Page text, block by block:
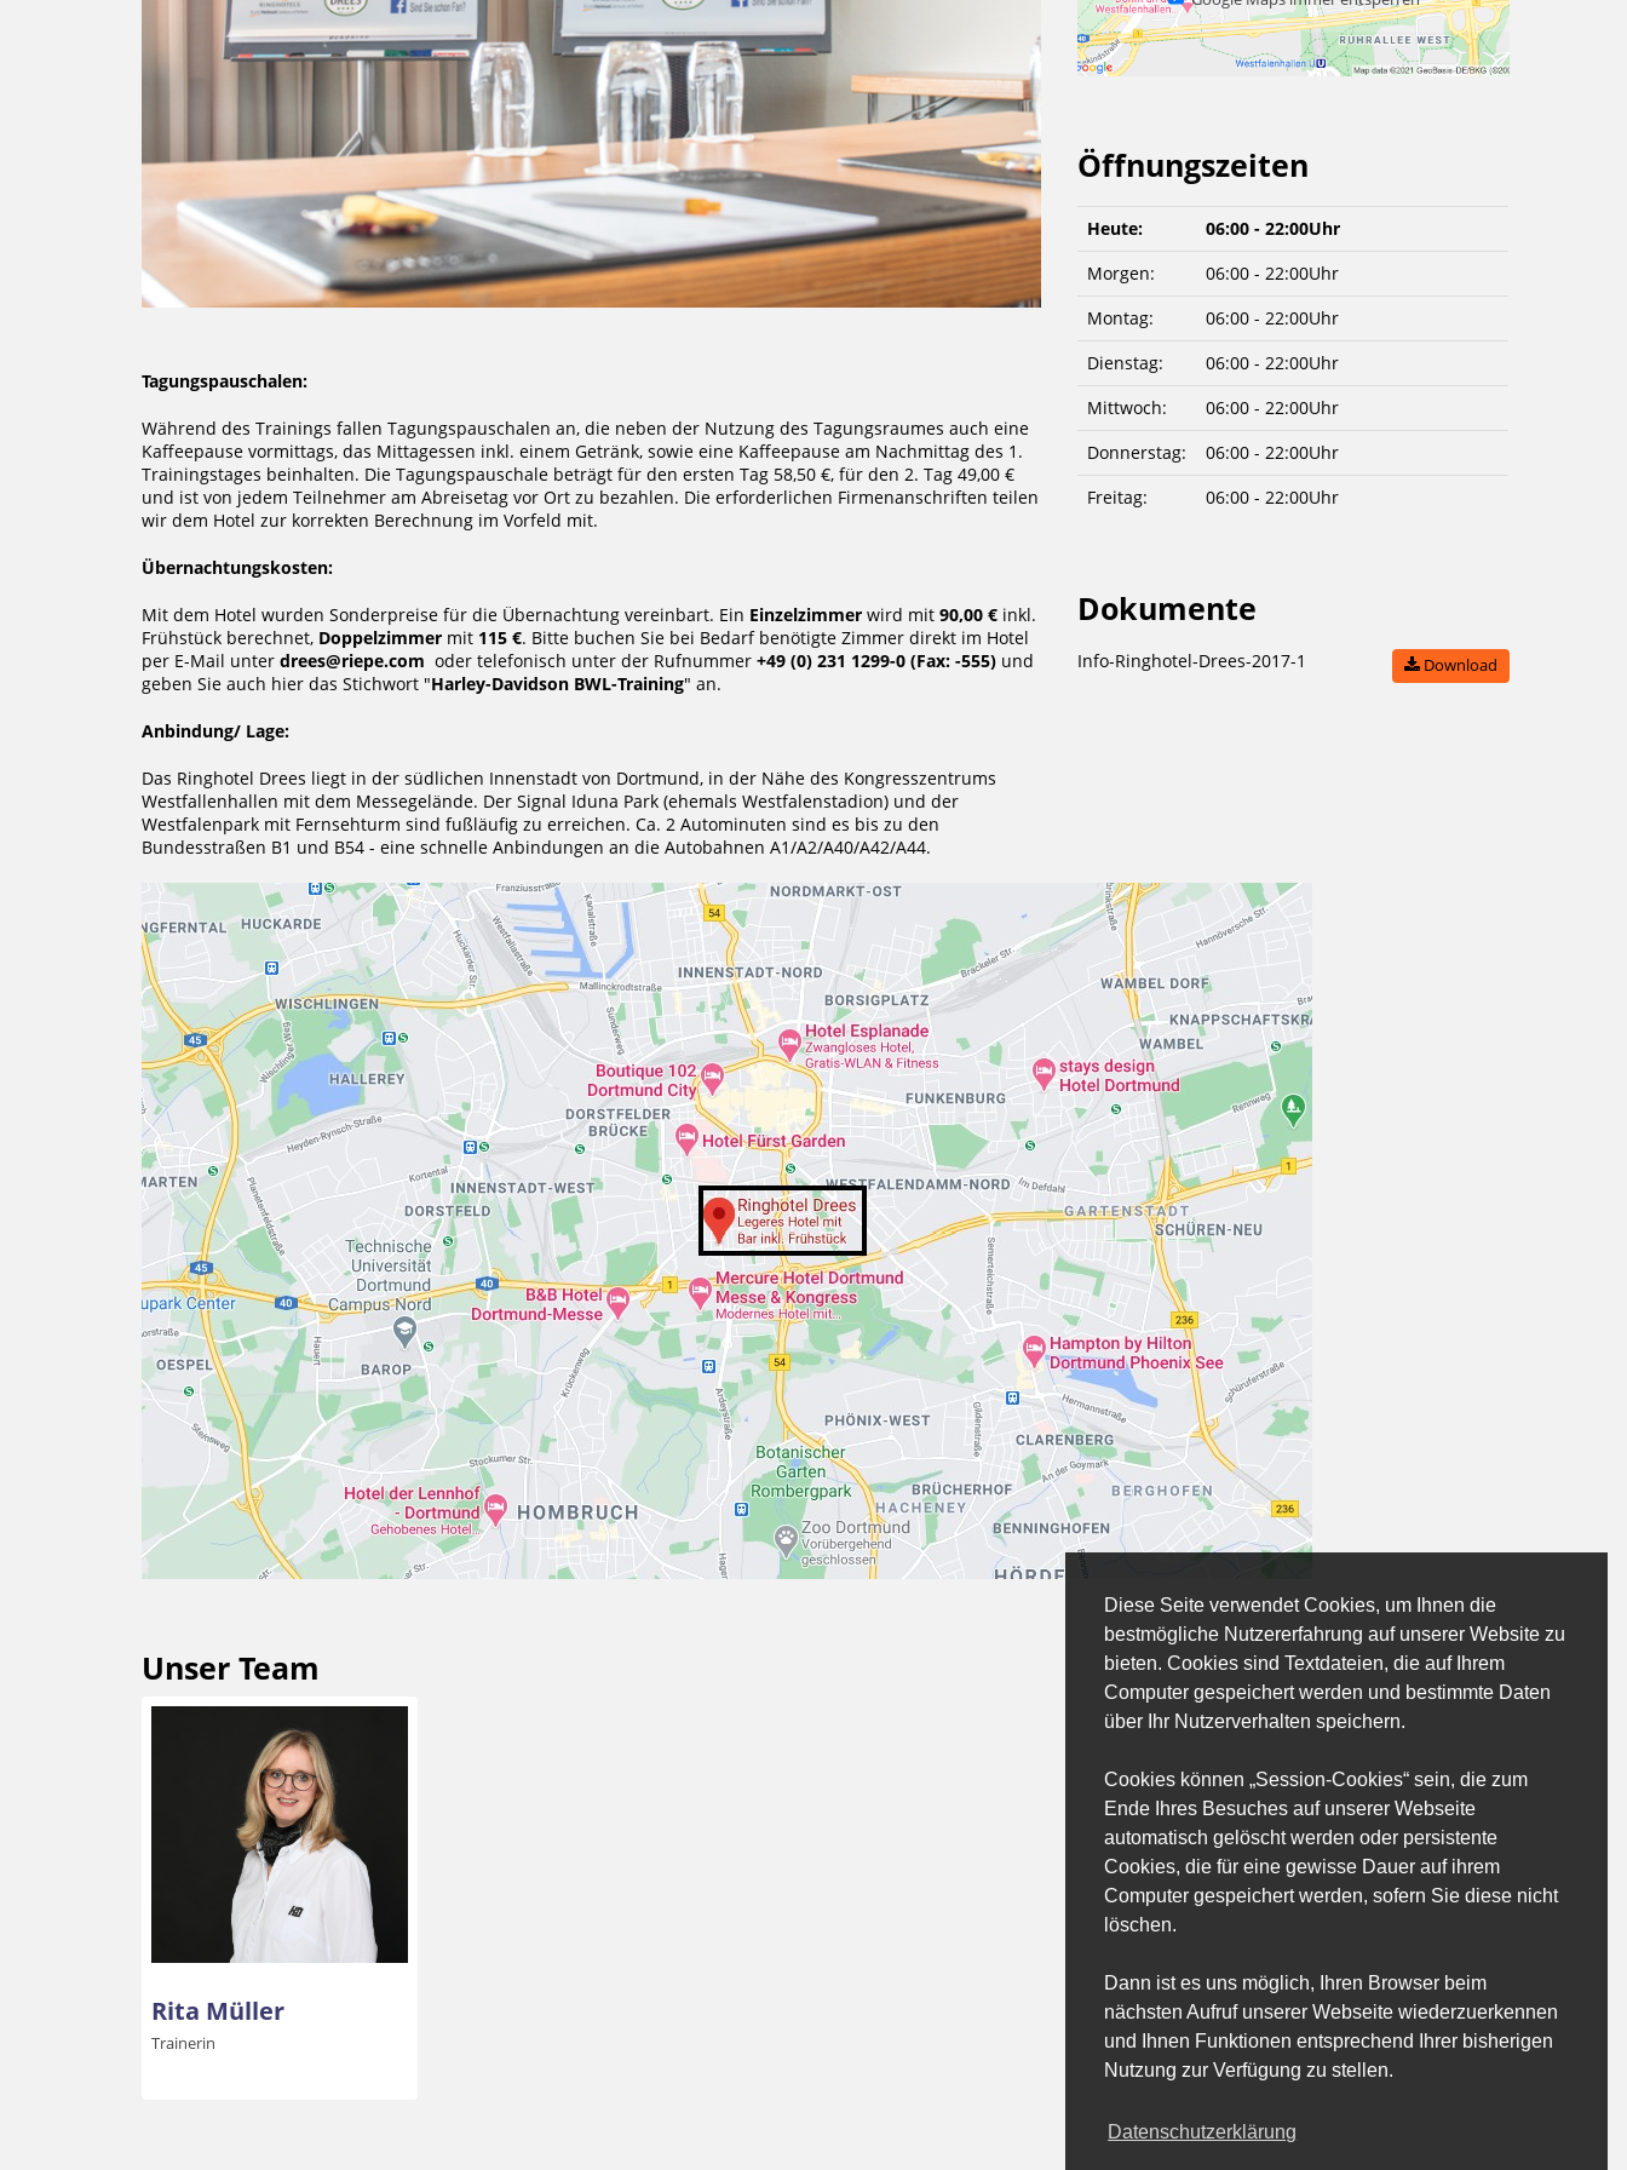
Diese Seite verwendet Cookies, um Ihnen die
bestmögliche Nutzererfahrung auf unserer Website zu
bieten. Cookies sind Textdateien, die auf Ihrem
Computer gespeichert werden und bestimmte Daten
über Ihr Nutzerverhalten speichern.
Cookies können „Session-Cookies“ sein, die zum
Ende Ihres Besuches auf unserer Webseite
automatisch gelöscht werden oder persistente
Cookies, die für eine gewisse Dauer auf ihrem
Computer gespeichert werden, sofern Sie diese nicht
löschen.
Dann ist es uns möglich, Ihren Browser beim
nächsten Aufruf unserer Webseite wiederzuerkennen
und Ihnen Funktionen entsprechend Ihrer bisherigen
Nutzung zur Verfügung zu stellen.
Datenschutzerklärung
Tagungspauschalen:
Während des Trainings fallen Tagungspauschalen an, die neben der Nutzung des Tagungsraumes auch eine
Kaffeepause vormittags, das Mittagessen inkl. einem Getränk, sowie eine Kaffeepause am Nachmittag des 1.
Trainingstages beinhalten. Die Tagungspauschale beträgt für den ersten Tag 58,50 €, für den 2. Tag 49,00 €
und ist von jedem Teilnehmer am Abreisetag vor Ort zu bezahlen. Die erforderlichen Firmenanschriften teilen
wir dem Hotel zur korrekten Berechnung im Vorfeld mit.
Übernachtungskosten:
Mit dem Hotel wurden Sonderpreise für die Übernachtung vereinbart. Ein Einzelzimmer wird mit 90,00 € inkl.
Frühstück berechnet, Doppelzimmer mit 115 €. Bitte buchen Sie bei Bedarf benötigte Zimmer direkt im Hotel
per E-Mail unter drees@riepe.com oder telefonisch unter der Rufnummer +49 (0) 231 1299-0 (Fax: -555) und
geben Sie auch hier das Stichwort "Harley-Davidson BWL-Training" an.
Anbindung/ Lage:
Das Ringhotel Drees liegt in der südlichen Innenstadt von Dortmund, in der Nähe des Kongresszentrums
Westfallenhallen mit dem Messegelände. Der Signal Iduna Park (ehemals Westfalenstadion) und der
Westfalenpark mit Fernsehturm sind fußläufig zu erreichen. Ca. 2 Autominuten sind es bis zu den
Bundesstraßen B1 und B54 - eine schnelle Anbindungen an die Autobahnen A1/A2/A40/A42/A44.
Unser Team
Rita Müller
Trainerin
Öffnungszeiten
Heute:
06:00 - 22:00Uhr
Morgen:
06:00 - 22:00Uhr
Montag:
06:00 - 22:00Uhr
Dienstag:
06:00 - 22:00Uhr
Mittwoch:
06:00 - 22:00Uhr
Donnerstag:
06:00 - 22:00Uhr
Freitag:
06:00 - 22:00Uhr
Dokumente
Info-Ringhotel-Drees-2017-1 Download